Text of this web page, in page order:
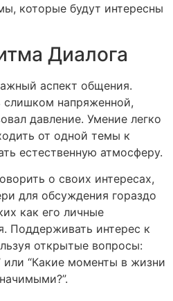
которые будут интересны
Диалога
аспект общения.
напряженной,
давление. Умение легко
от одной темы к
естественную атмосферу.
о своих интересах,
для обсуждения гораздо
как его личные
Поддерживать интерес к
открытые вопросы:
или “Какие моменты в жизни